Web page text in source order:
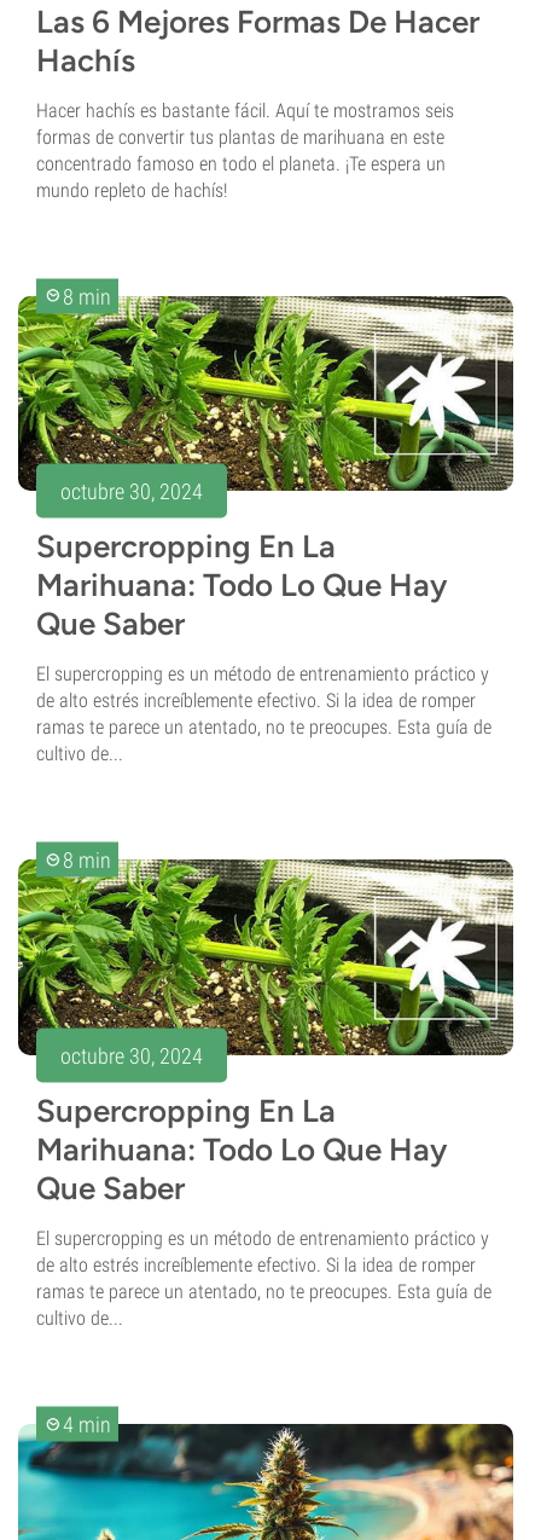
Las 6 Mejores Formas De Hacer
Hachís
Hacer hachís es bastante fácil. Aquí te mostramos seis
formas de convertir tus plantas de marihuana en este
concentrado famoso en todo el planeta. ¡Te espera un
mundo repleto de hachís!
8 min
octubre 30, 2024
Supercropping En La
Marihuana: Todo Lo Que Hay
Que Saber
El supercropping es un método de entrenamiento práctico y
de alto estrés increíblemente efectivo. Si la idea de romper
ramas te parece un atentado, no te preocupes. Esta guía de
cultivo de...
8 min
octubre 30, 2024
Supercropping En La
Marihuana: Todo Lo Que Hay
Que Saber
El supercropping es un método de entrenamiento práctico y
de alto estrés increíblemente efectivo. Si la idea de romper
ramas te parece un atentado, no te preocupes. Esta guía de
cultivo de...
4 min